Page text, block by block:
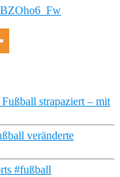
strapaziert – mit
veränderte
#fußball